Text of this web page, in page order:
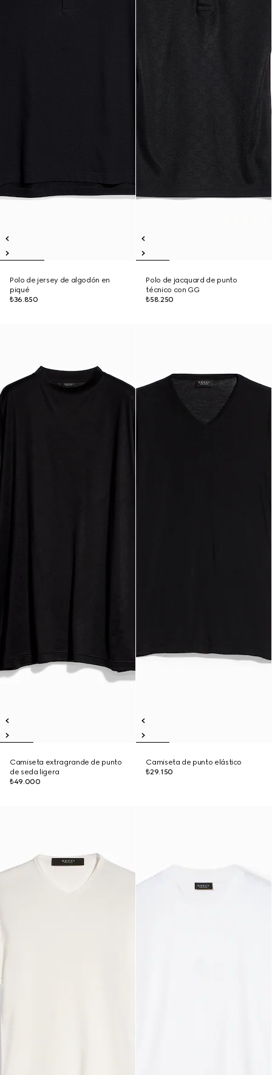
Polo de jersey de algodón en
piqué
₺36.850
Polo de jacquard de punto
técnico con GG
₺58.250
Camiseta extragrande de punto
de seda ligera
₺49.000
Camiseta de punto elástico
₺29.150